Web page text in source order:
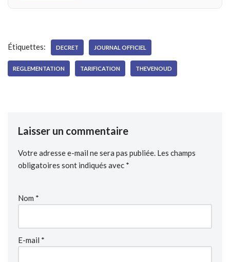
Étiquettes: DECRET JOURNAL OFFICIEL
REGLEMENTATION TARIFICATION THEVENOUD
Laisser un commentaire
Votre adresse e-mail ne sera pas publiée. Les champs
obligatoires sont indiqués avec *
Nom *
E-mail *